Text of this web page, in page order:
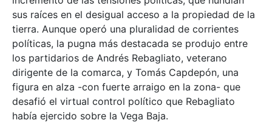
sus raíces en el desigual acceso a la propiedad de la
tierra. Aunque operó una pluralidad de corrientes
políticas, la pugna más destacada se produjo entre
los partidarios de Andrés Rebagliato, veterano
dirigente de la comarca, y Tomás Capdepón, una
figura en alza -con fuerte arraigo en la zona- que
desafió el virtual control político que Rebagliato
había ejercido sobre la Vega Baja.